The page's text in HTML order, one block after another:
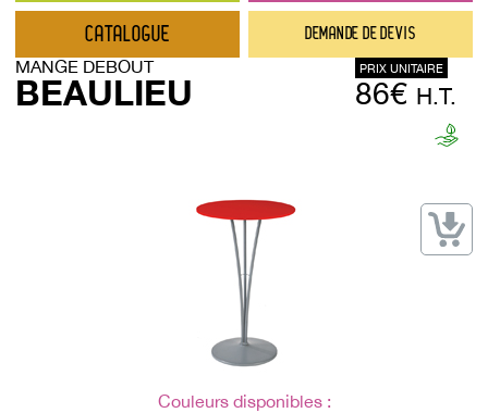
DEMANDE DE DEVIS
Catalogue
→ Nouveautés
→ Gamme éco-responsable
CATALOGUE
MANGE DEBOUT
BEAULIEU
PRIX UNITAIRE
86€ H.T.
Couleurs disponibles :